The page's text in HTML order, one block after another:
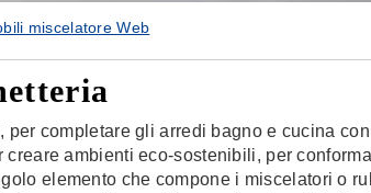
miscelatore Web
per completare gli arredi bagno e cucina
ambienti eco-sostenibili, per
elemento che compone i miscelatori o